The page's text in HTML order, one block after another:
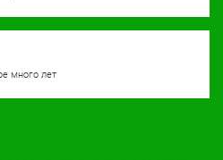
много лет